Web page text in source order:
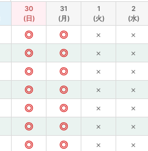
30
(日)
31
(月)
1
(火)
2
(水)
◎ ◎ ×
×
◎ ◎ ×
×
◎ ◎ ×
×
◎ ◎ ×
×
◎ ◎ ×
×
◎ ◎ ×
×
◎ ◎ ×
×